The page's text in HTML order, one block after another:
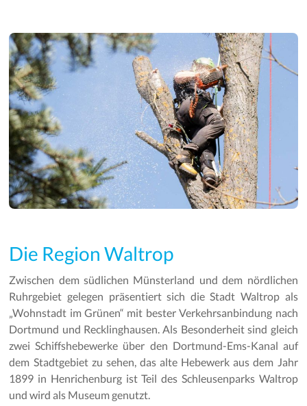
Die Region Waltrop
Zwischen dem südlichen Münsterland und dem nördlichen
Ruhrgebiet gelegen präsentiert sich die Stadt Waltrop als
„Wohnstadt im Grünen“ mit bester Verkehrsanbindung nach
Dortmund und Recklinghausen. Als Besonderheit sind gleich
zwei Schiffshebewerke über den Dortmund-Ems-Kanal auf
dem Stadtgebiet zu sehen, das alte Hebewerk aus dem Jahr
1899 in Henrichenburg ist Teil des Schleusenparks Waltrop
und wird als Museum genutzt.